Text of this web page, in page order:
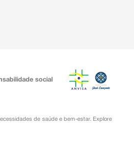
social
de saúde e bem-estar. Explore